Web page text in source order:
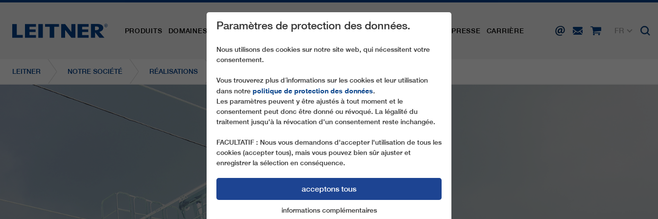
PRODUITS DOMAINES D´ACTIVITÉS PIÈCES DE RECHANGE SERVICE NOTRE SOCIÉTÉ PRESSE CARRIÈRE
FR
LEITNER NOTRE SOCIÉTÉ RÉALISATIONS
Paramètres de protection des données.
Nous utilisons des cookies sur notre site web, qui nécessitent votre
consentement.
Vous trouverez plus d´informations sur les cookies et leur utilisation
dans notre politique de protection des données.
Les paramètres peuvent y être ajustés à tout moment et le
consentement peut donc être donné ou révoqué. La légalité du
traitement jusqu'à la révocation d'un consentement reste inchangée.
FACULTATIF : Nous vous demandons d'accepter l'utilisation de tous les
cookies (accepter tous), mais vous pouvez bien sûr ajuster et
enregistrer la sélection en conséquence.
acceptons tous
cookies essentiels Marketing
informations complémentaires